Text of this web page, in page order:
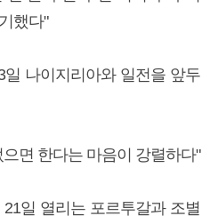
했다"
나이지리아와 일전을 앞두
면 한다는 마음이 강렬하다"
일 열리는 포르투갈과 조별